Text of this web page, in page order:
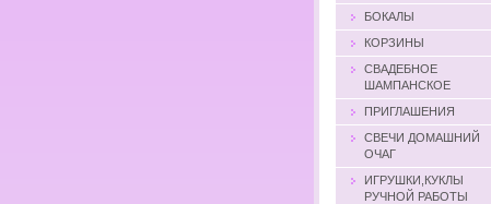
БОКАЛЫ
КОРЗИНЫ
СВАДЕБНОЕ
ШАМПАНСКОЕ
ПРИГЛАШЕНИЯ
СВЕЧИ ДОМАШНИЙ
ОЧАГ
ИГРУШКИ,КУКЛЫ
РУЧНОЙ РАБОТЫ